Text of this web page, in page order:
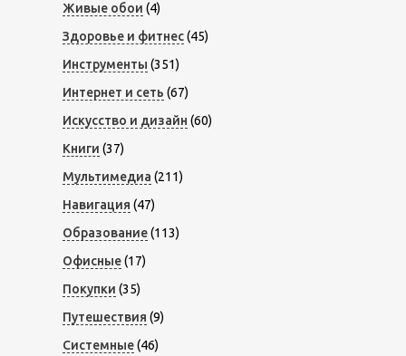
Живые обои (4)
Здоровье и фитнес(45)
Инструменты (351)
Интернет и сеть (67)
Искусство и дизайн (60)
Книги (37)
Мультимедиа (211)
Навигация (47)
Образование(113)
Офисные(17)
Покупки (35)
Путешествия (9)
Системные(46)